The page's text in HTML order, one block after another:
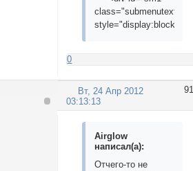
class="submenutext"
style="display:block;">
0
91
Вт, 24 Апр 2012
03:13:13
Airglow
написал(а):
Отчего-то не